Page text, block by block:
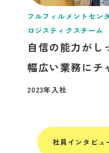
フルフィルメントセン
ロジスティクスチーム
自信の能力がし
幅広い業務にチ
2023年入社
社員インタビュ